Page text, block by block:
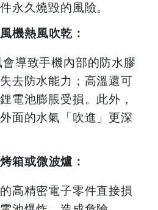
永久燒毀的風險。
機熱風吹乾：
導致手機內部的防水膠
去防水能力；高溫還可
電池膨脹受損。此外，
面的水氣「吹進」更深
箱或微波爐：
高精密電子零件直接損